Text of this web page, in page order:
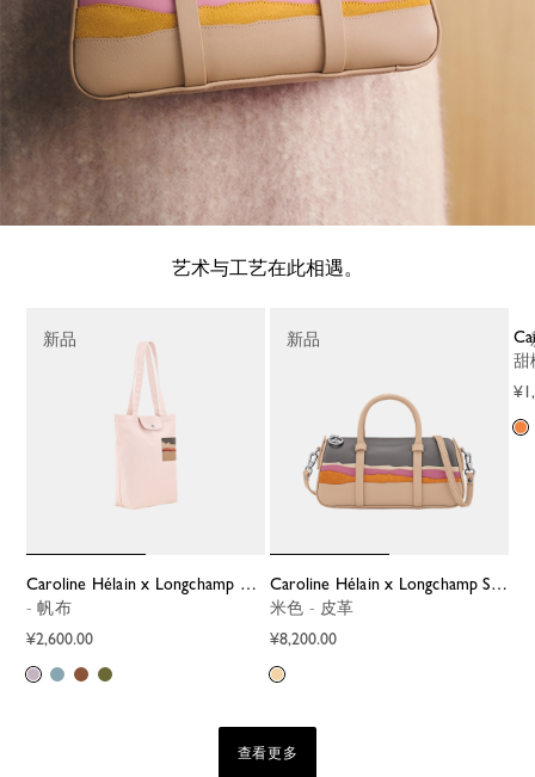
艺术与工艺在此相遇。
Caroline Hélain x Longchamp M 托特包
- 帆布
¥2,600.00
新品
Caroline Hélain x Longchamp S 手提包
米色 - 皮革
¥8,200.00
新品
查看更多